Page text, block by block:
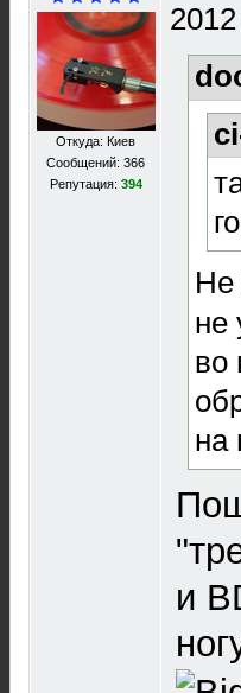
Откуда: Киев
Сообщений: 366
Репутация: 394
Не
не
во
на
и